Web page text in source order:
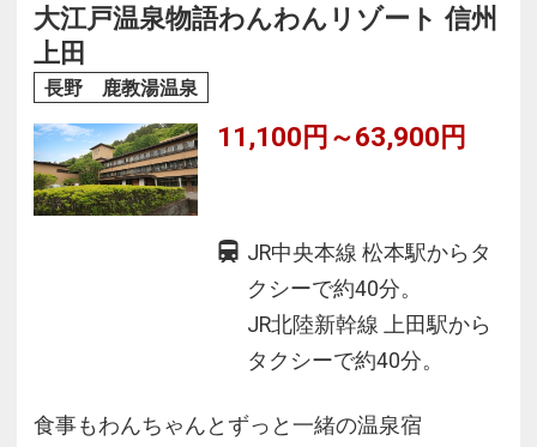
大江戸温泉物語わんわんリゾート 信州
上田
長野 鹿教湯温泉
11,100円～63,900円
JR中央本線 松本駅からタ
クシーで約40分。
JR北陸新幹線 上田駅から
タクシーで約40分。
食事もわんちゃんとずっと一緒の温泉宿